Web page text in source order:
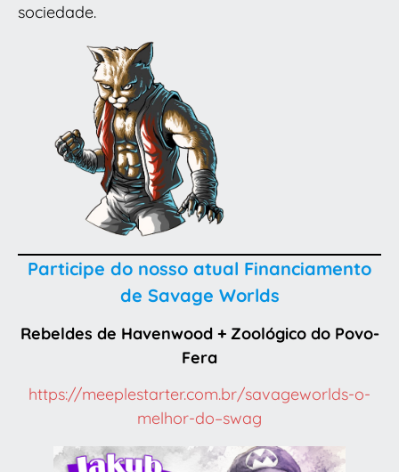
sociedade.
Participe do nosso atual Financiamento
de Savage Worlds
Rebeldes de Havenwood + Zoológico do Povo-
Fera
https://meeplestarter.com.br/savageworlds-o-
melhor-do–swag